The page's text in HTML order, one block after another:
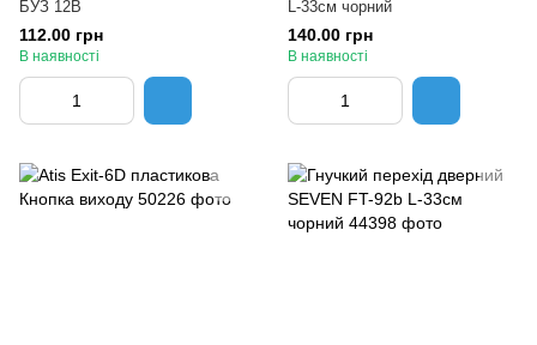
БУЗ 12В
112.00 грн
В наявності
L-33см чорний
140.00 грн
В наявності